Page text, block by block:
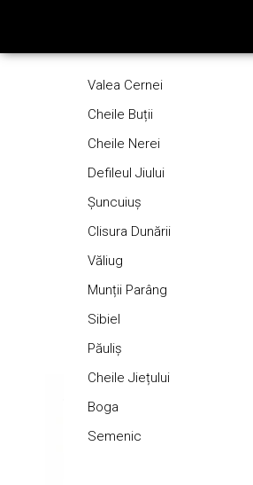
Turism de Aventură
Explorare Peșteri
Outdoor Package
Despre noi
Membrii echipei
Valea Cernei
Cheile Buții
Cheile Nerei
Defileul Jiului
Şuncuiuș
Clisura Dunării
Văliug
Munții Parâng
Sibiel
Păuliș
Cheile Jiețului
Boga
Semenic